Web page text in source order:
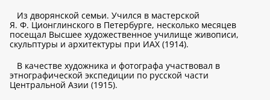
Из дворянской семьи. Учился в мастерской
Я. Ф. Ционглинского в Петербурге, несколько месяцев
посещал Высшее художественное училище живописи,
скульптуры и архитектуры при ИАХ (1914).
В качестве художника и фотографа участвовал в
этнографической экспедиции по русской части
Центральной Азии (1915).